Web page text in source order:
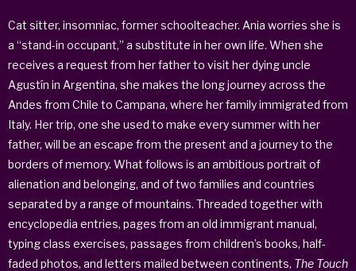
Cat sitter, insomniac, former schoolteacher. Ania worries she is
a “stand-in occupant,” a substitute in her own life. When she
receives a request from her father to visit her dying uncle
Agustín in Argentina, she makes the long journey across the
Andes from Chile to Campana, where her family immigrated from
Italy. Her trip, one she used to make every summer with her
father, will be an escape from the present and a journey to the
borders of memory. What follows is an ambitious portrait of
alienation and belonging, and of two families and countries
separated by a range of mountains. Threaded together with
encyclopedia entries, pages from an old immigrant manual,
typing class exercises, passages from children’s books, half-
faded photos, and letters mailed between continents, The Touch